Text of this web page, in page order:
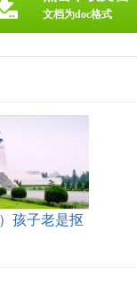
文档为doc格式
）孩子老是抠